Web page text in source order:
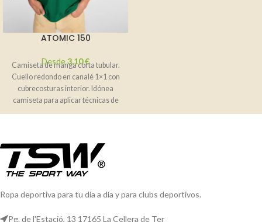
ATOMIC 150
Desde3,10€
Camiseta de manga corta tubular.
Cuello redondo en canalé 1×1 con
cubrecosturas interior. Idónea
camiseta para aplicar técnicas de
impresión.
Ropa deportiva para tu día a día y para clubs deportivos.
Pg. de l'Estació, 13 17165 La Cellera de Ter